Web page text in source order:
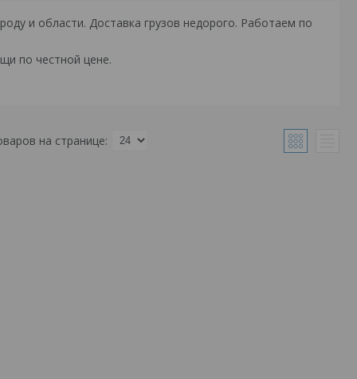
и области. Доставка грузов недорого. Работаем по
по честной цене.